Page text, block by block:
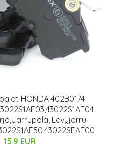
HONDA 402B0174
Levyjarru
15.9 EUR